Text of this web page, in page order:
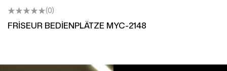
(0)
FRİSEUR BEDİENPLÄTZE MYC-2148